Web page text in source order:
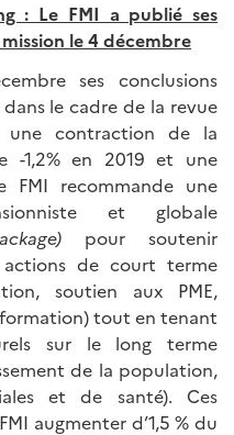
: Le FMI a publié ses
le 4 décembre
ses conclusions
le cadre de la revue
une contraction de la
-1,2% en 2019 et une
FMI recommande une
et globale
pour soutenir
actions de court terme
soutien aux PME,
tout en tenant
sur le long terme
de la population,
et de santé). Ces
augmenter d’1,5 % du